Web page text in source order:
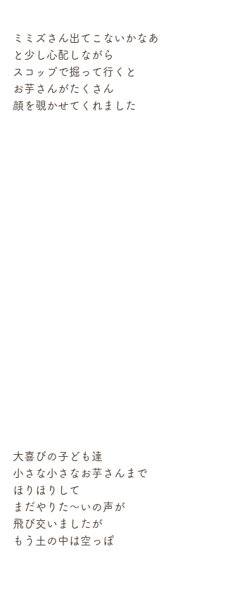
ミミズさん出てこないかなあ
と少し心配しながら
スコップで掘って行くと
お芋さんがたくさん
顔を覗かせてくれました
大喜びの子ども達
小さな小さなお芋さんまで
ほりほりして
まだやりた〜いの声が
飛び交いましたが
もう土の中は空っぽ